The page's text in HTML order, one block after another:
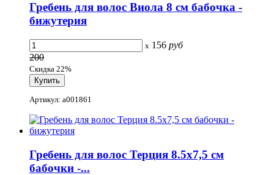
Гребень для волос Виола 8 см бабочка -
бижутерия
x 156 руб
200
Скидка 22%
Артикул: a001861
Гребень для волос Терция 8.5x7,5 см
бабочки -...